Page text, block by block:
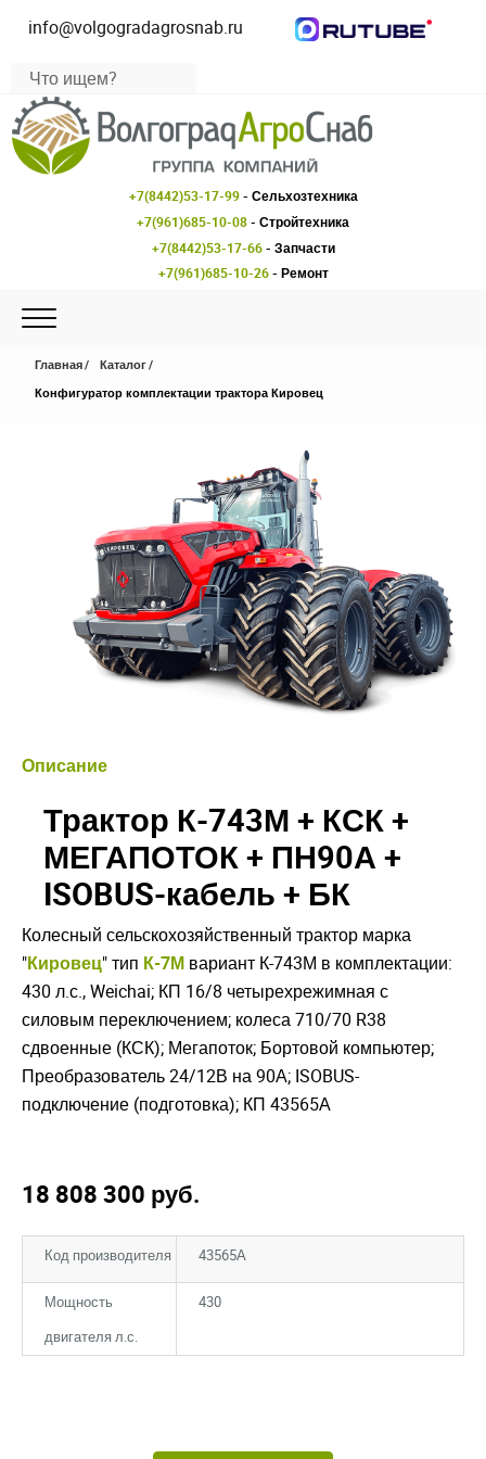
info@volgogradagrosnab.ru
+7(8442)53-17-99- Сельхозтехника
+7(961)685-10-08- Стройтехника
+7(8442)53-17-66- Запчасти
+7(961)685-10-26- Ремонт
Главная
Каталог
Конфигуратор комплектации трактора Кировец
Описание
Трактор К-743М + КСК +
МЕГАПОТОК + ПН90А +
ISOBUS-кабель + БК
Колесный сельскохозяйственный трактор марка
"Кировец" тип К-7М вариант К-743М в комплектации:
430 л.с., Weichai; КП 16/8 четырехрежимная с
силовым переключением; колеса 710/70 R38
сдвоенные (КСК); Мегапоток; Бортовой компьютер;
Преобразователь 24/12В на 90А; ISOBUS-
подключение (подготовка); КП 43565А
18 808 300 руб.
Код производителя 43565А
Мощность
двигателя л.с.
430